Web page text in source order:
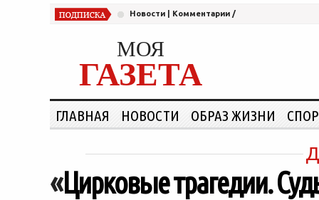
Новости Комментарии /
МОЯ
ГАЗЕТА
ГЛАВНАЯ НОВОСТИ ОБРАЗ ЖИЗНИ
«Цирковые трагедии.